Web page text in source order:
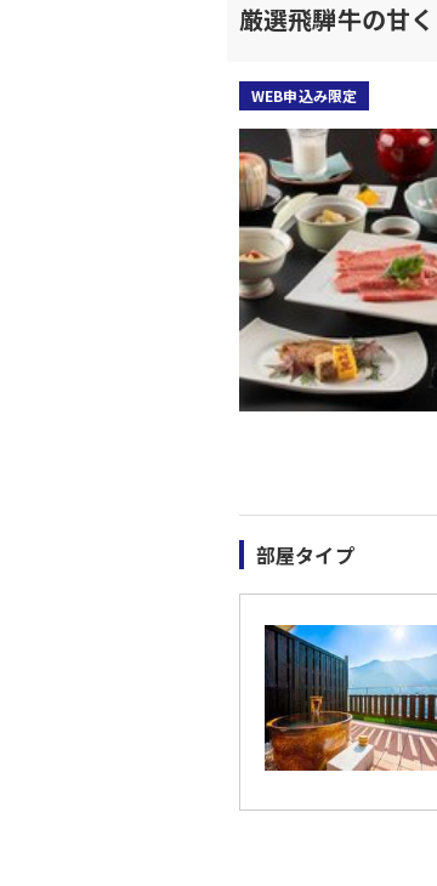
厳選飛騨牛の甘
WEB申込み限定
部屋タイプ